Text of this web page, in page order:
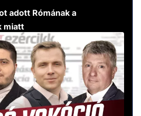
adott Rómának a
miatt